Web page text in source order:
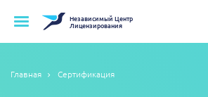
НезависимыйЦентр
Лицензирования
Главная Сертификация